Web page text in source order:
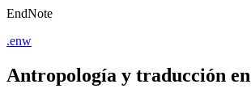
EndNote
.enw
Antropología y traducción